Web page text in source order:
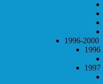
1996-2000
1996
1997